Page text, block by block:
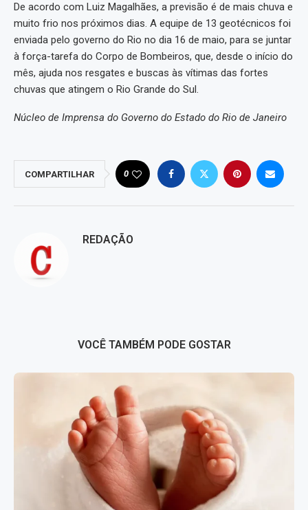
De acordo com Luiz Magalhães, a previsão é de mais chuva e
muito frio nos próximos dias. A equipe de 13 geotécnicos foi
enviada pelo governo do Rio no dia 16 de maio, para se juntar
à força-tarefa do Corpo de Bombeiros, que, desde o início do
mês, ajuda nos resgates e buscas às vítimas das fortes
chuvas que atingem o Rio Grande do Sul.
Núcleo de Imprensa do Governo do Estado do Rio de Janeiro
COMPARTILHAR 0
REDAÇÃO
VOCÊ TAMBÉM PODE GOSTAR